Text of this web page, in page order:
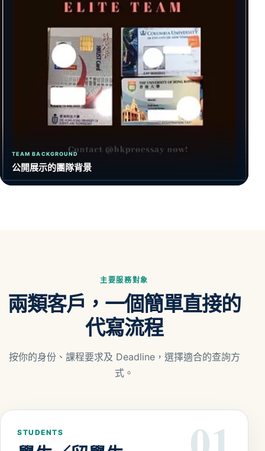
TEAM BACKGROUND
公開展示的團隊背景
主要服務對象
兩類客戶，一個簡單直接的
代寫流程
按你的身份、課程要求及 Deadline，選擇適合的查詢方
式。
STUDENTS